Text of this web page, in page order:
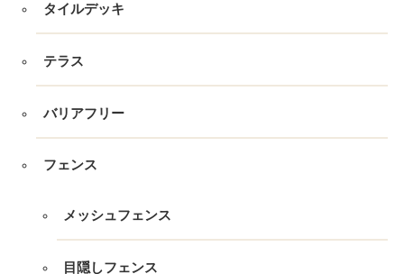
タイルデッキ
テラス
バリアフリー
フェンス
メッシュフェンス
目隠しフェンス